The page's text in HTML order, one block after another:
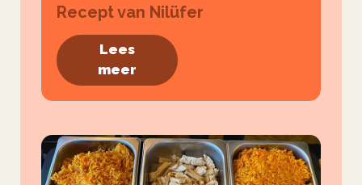
Recept van Nilüfer
Lees
meer